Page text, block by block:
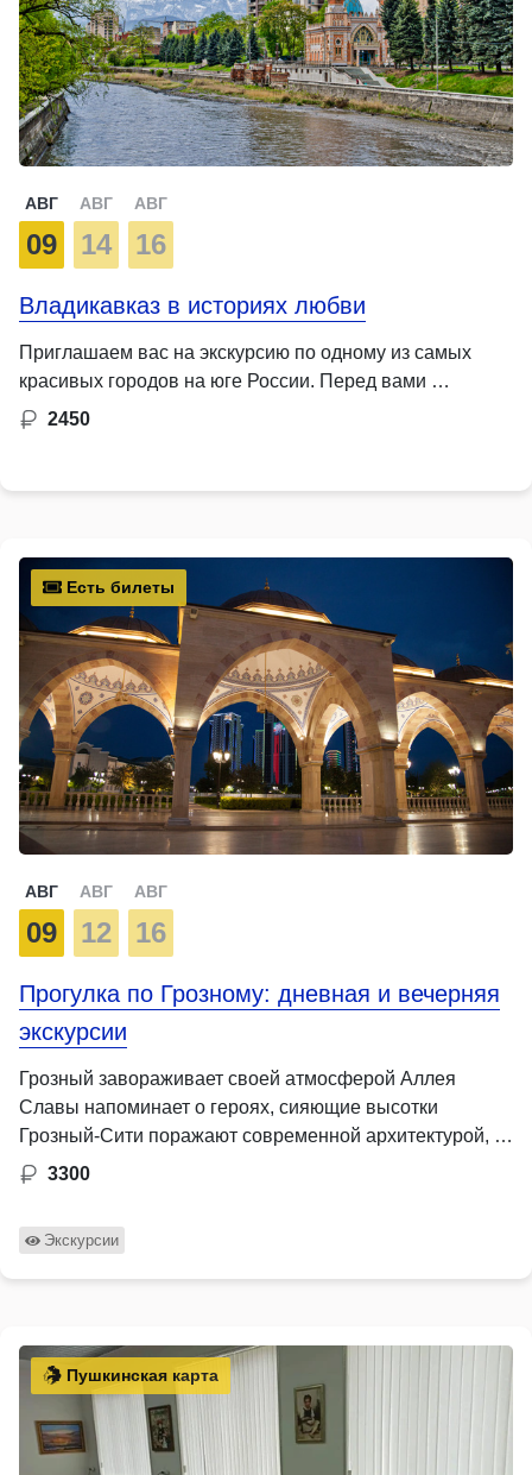
АВГ
09
АВГ
14
АВГ
16
Владикавказ в историях любви
Приглашаем вас на экскурсию по одному из самых
красивых городов на юге России. Перед вами …
2450
Есть билеты
АВГ
09
АВГ
12
АВГ
16
Прогулка по Грозному: дневная и вечерняя
экскурсии
Грозный завораживает своей атмосферой Аллея
Славы напоминает о героях, сияющие высотки
Грозный-Сити поражают современной архитектурой, …
3300
Экскурсии
Пушкинская карта